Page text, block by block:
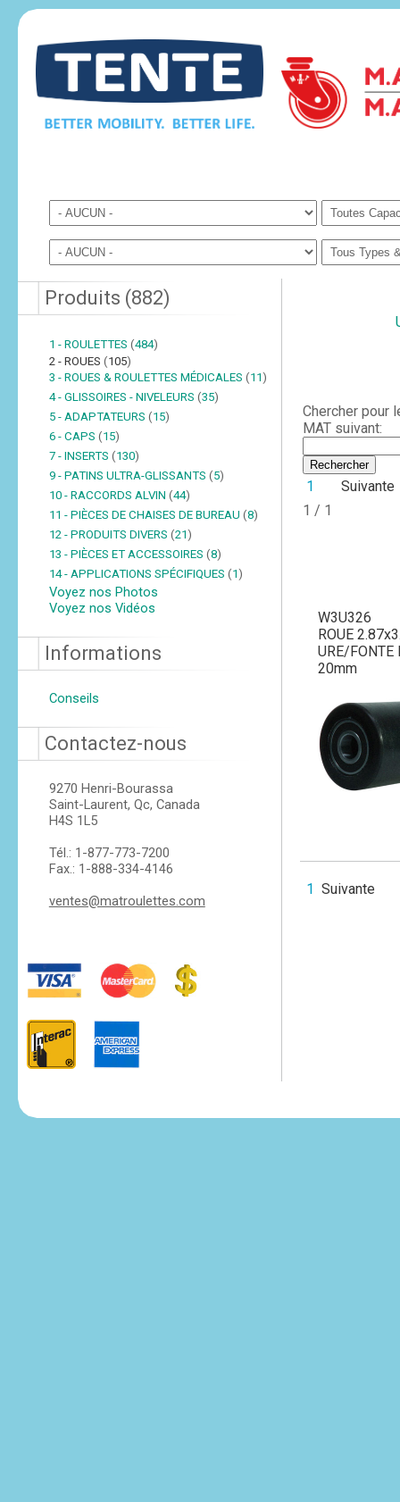
Produits (882)
1 - ROULETTES (484)
2 - ROUES (105)
3 - ROUES & ROULETTES MÉDICALES (11)
4 - GLISSOIRES - NIVELEURS (35)
5 - ADAPTATEURS (15)
6 - CAPS (15)
7 - INSERTS (130)
9 - PATINS ULTRA-GLISSANTS (5)
10 - RACCORDS ALVIN (44)
11 - PIÈCES DE CHAISES DE BUREAU (8)
12 - PRODUITS DIVERS (21)
13 - PIÈCES ET ACCESSOIRES (8)
14 - APPLICATIONS SPÉCIFIQUES (1)
Voyez nos Photos
Voyez nos Vidéos
Informations
Conseils
Contactez-nous
9270 Henri-Bourassa
Saint-Laurent, Qc, Canada
H4S 1L5
Tél.: 1-877-773-7200
Fax.: 1-888-334-4146
ventes@matroulettes.com
Chercher pour
MAT suivant:
1
Suivante
1 / 1
W3U326
ROUE
URE/FONTE
20mm
1 Suivante